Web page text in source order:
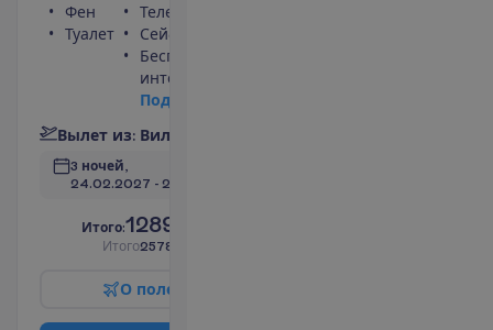
Фен
Туалет
Телефон
Сейф
Беспроводной
интернет
Под
Вылет из: Вил
3 ночей,
24.02.2027 - 27.02.2027
Итого:1289.00
Итого2578.00
О поле